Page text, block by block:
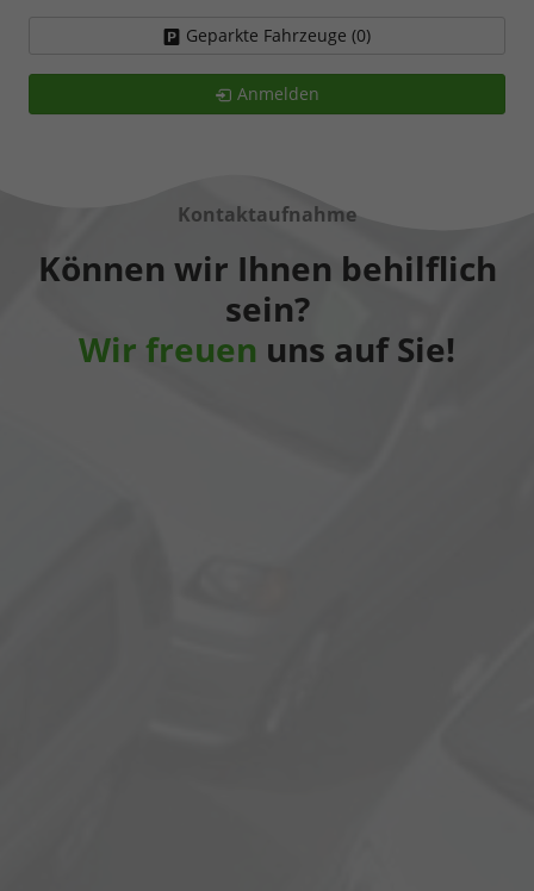
Geparkte Fahrzeuge (0)
Anmelden
Kontaktaufnahme
Können wir Ihnen behilflich
sein?
Wir freuen uns auf Sie!